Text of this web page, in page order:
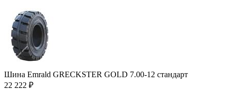
Шина Emrald GRECKSTER GOLD 7.00-12 стандарт
22 222 ₽